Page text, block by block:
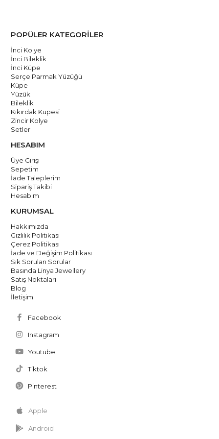
korumanız önemlidir. Egzersiz yaparken, ağır eşyalar taşırken
veya sert yüzeylere temas ettiğinizde Kolyenizi çıkarmayı
düşünebilirsiniz.Kendi atölyemizde ustalarımız tarafından
üretilmekte ve kalite standartlarına uygun olarak el işçiliği ile
yapılmaktadır. Talimatlarımızı takip ederek bu özel kolyenin
güzelliğini uzun süre koruyabilirsiniz.
El yapımıdır.
POPÜLER KATEGORİLER
İnci Kolye
İnci Bileklik
İnci Küpe
Serçe Parmak Yüzüğü
Küpe
Yüzük
Bileklik
Kıkırdak Küpesi
Zincir Kolye
Setler
HESABIM
Üye Girişi
Sepetim
İade Taleplerim
Sipariş Takibi
Hesabım
KURUMSAL
Hakkımızda
Gizlilik Politikası
Çerez Politikası
İade ve Değişim Politikası
Sık Sorulan Sorular
Basında Linya Jewellery
Satış Noktaları
Blog
İletişim
Facebook
Instagram
Youtube
Tiktok
Pinterest
Apple
Android